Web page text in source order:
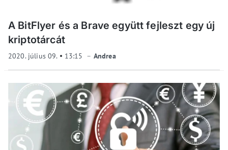
A BitFlyer és a Brave együtt fejleszt egy új
kriptotárcát
2020. július 09. 13:15 Andrea